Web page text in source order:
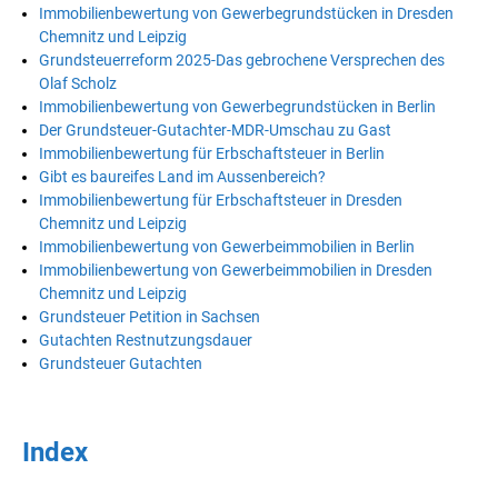
Immobilienbewertung von Gewerbegrundstücken in Dresden
Chemnitz und Leipzig
Grundsteuerreform 2025-Das gebrochene Versprechen des
Olaf Scholz
Immobilienbewertung von Gewerbegrundstücken in Berlin
Der Grundsteuer-Gutachter-MDR-Umschau zu Gast
Immobilienbewertung für Erbschaftsteuer in Berlin
Gibt es baureifes Land im Aussenbereich?
Immobilienbewertung für Erbschaftsteuer in Dresden
Chemnitz und Leipzig
Immobilienbewertung von Gewerbeimmobilien in Berlin
Immobilienbewertung von Gewerbeimmobilien in Dresden
Chemnitz und Leipzig
Grundsteuer Petition in Sachsen
Gutachten Restnutzungsdauer
Grundsteuer Gutachten
Index